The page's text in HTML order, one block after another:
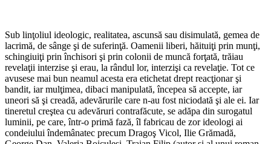
Sub linţoliul ideologic, realitatea, ascunsă sau disimulată, gemea de
lacrimă, de sânge şi de suferinţă. Oamenii liberi, hăituiţi prin munţi,
schingiuiţi prin închisori şi prin colonii de muncă forţată, trăiau
revelaţii interzise şi erau, la rândul lor, interzişi ca revelaţie. Tot ce
avusese mai bun neamul acesta era etichetat drept reacţionar şi
bandit, iar mulţimea, dibaci manipulată, începea să accepte, iar
uneori să şi creadă, adevărurile care n-au fost niciodată şi ale ei. Iar
tineretul creştea cu adevăruri contrafăcute, se adăpa din surogatul
luminii, pe care, într-o primă fază, îl fabricau de zor ideologi ai
condeiului îndemânatec precum Dragoş Vicol, Ilie Grămadă,